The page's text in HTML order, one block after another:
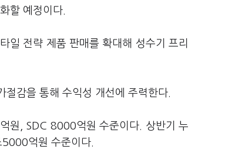
할 예정이다.
일 전략 제품 판매를 확대해 성수기 프리
감을 통해 수익성 개선에 주력한다.
원, SDC 8000억원 수준이다. 상반기 누
억원 수준이다.